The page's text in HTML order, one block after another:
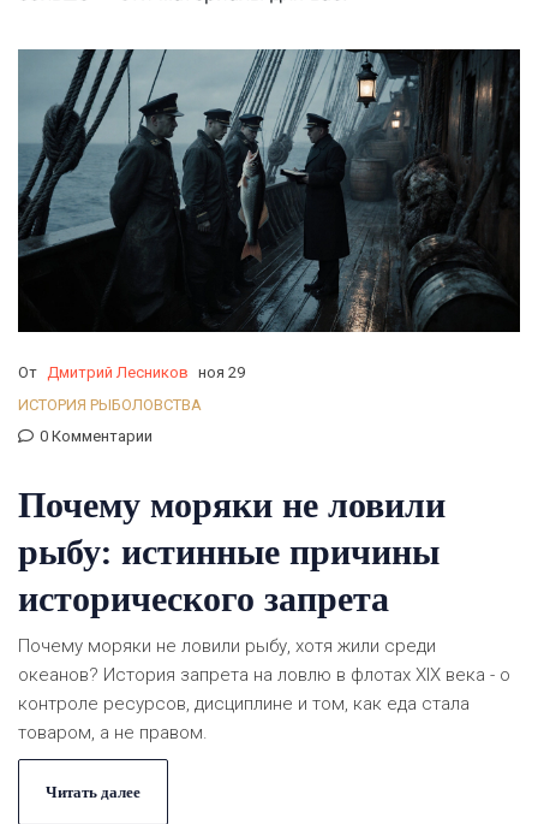
От Дмитрий Лесников ноя 29
ИСТОРИЯ РЫБОЛОВСТВА
0 Комментарии
Почему моряки не ловили
рыбу: истинные причины
исторического запрета
Почему моряки не ловили рыбу, хотя жили среди
океанов? История запрета на ловлю в флотах XIX века - о
контроле ресурсов, дисциплине и том, как еда стала
товаром, а не правом.
Читать далее